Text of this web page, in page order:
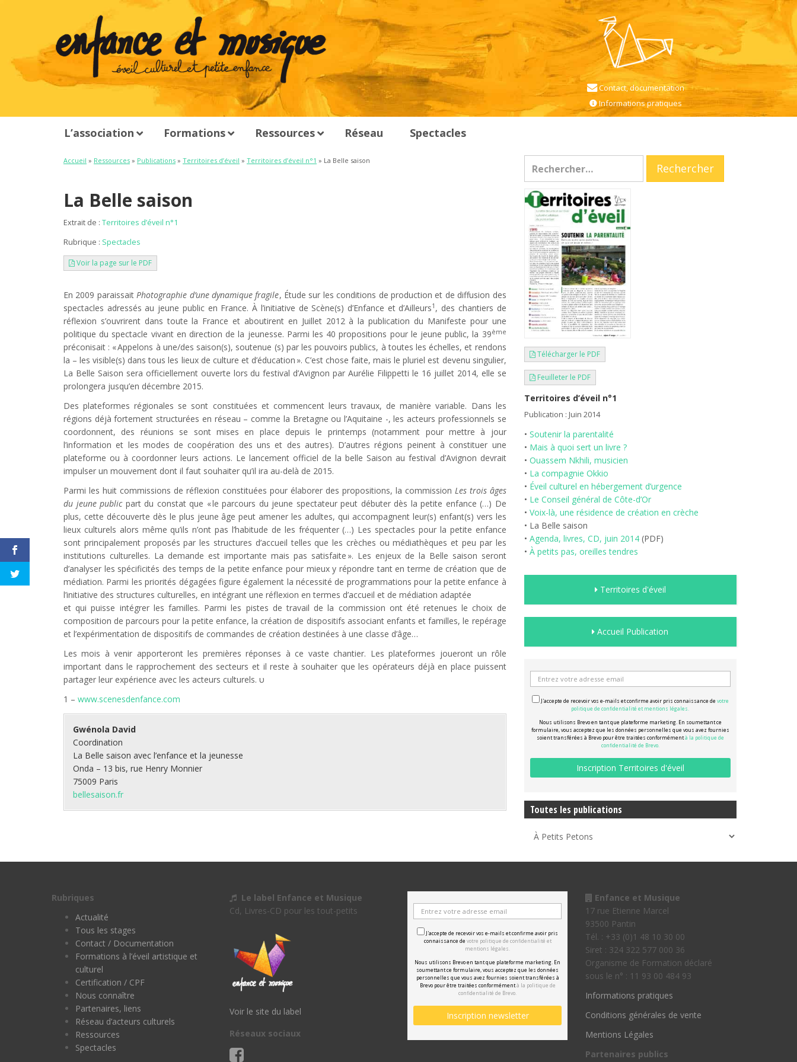
Contact, documentation
Informations pratiques
L’association Formations Ressources Réseau Spectacles
Accueil » Ressources » Publications » Territoires d’éveil » Territoires d’éveil n°1 » La Belle saison
La Belle saison
Extrait de : Territoires d’éveil n°1
Rubrique : Spectacles
Voir la page sur le PDF
En 2009 paraissaitPhotographie d’une dynamique fragile, Étude sur les conditions de production et de diffusion des
spectacles adressés au jeune public en France. À l’initiative de Scène(s) d’Enfance et d’Ailleurs1 , des chantiers de
réflexion s’ouvrirent dans toute la France et aboutirent en Juillet 2012 à la publication du Manifeste pour une
politique du spectacle vivant en direction de la jeunesse. Parmi les 40 propositions pour le jeune public, la 39ème
préconisait : « Appelons à une/des saison(s), soutenue (s) par les pouvoirs publics, à toutes les échelles, et rendons
la – les visible(s) dans tous les lieux de culture et d’éducation ». C’est chose faite, mais le pluriel est devenu singulier,
La Belle Saison sera officiellement ouverte lors du festival d’Avignon par Aurélie Filippetti le 16 juillet 2014, elle se
prolongera jusqu’en décembre 2015.
Des plateformes régionales se sont constituées et commencent leurs travaux, de manière variable. Dans les
régions déjà fortement structurées en réseau – comme la Bretagne ou l’Aquitaine -, les acteurs professionnels se
coordonnent, des réunions se sont mises en place depuis le printemps (notamment pour mettre à jour
l’information et les modes de coopération des uns et des autres). D’autres régions peinent à constituer une
plateforme ou à coordonner leurs actions. Le lancement officiel de la belle Saison au festival d’Avignon devrait
impulser un mouvement dont il faut souhaiter qu’il ira au-delà de 2015.
Parmi les huit commissions de réflexion constituées pour élaborer des propositions, la commission Les trois âges
du jeune publicpart du constat que « le parcours du jeune spectateur peut débuter dès la petite enfance (…) De
plus, cette découverte dès le plus jeune âge peut amener les adultes, qui accompagnent leur(s) enfant(s) vers les
lieux culturels alors même qu’ils n’ont pas l’habitude de les fréquenter (…) Les spectacles pour la petite enfance
sont principalement proposés par les structures d’accueil telles que les crèches ou médiathèques et peu par les
institutions culturelles. La demande est importante mais pas satisfaite ». Les enjeux de la Belle saison seront
d’analyser les spécificités des temps de la petite enfance pour mieux y répondre tant en terme de création que de
médiation. Parmi les priorités dégagées figure également la nécessité de programmations pour la petite enfance à
l’initiative des structures culturelles, en intégrant une réflexion en termes d’accueil et de médiation adaptée
et qui puisse intégrer les familles. Parmi les pistes de travail de la commission ont été retenues le choix de
composition de parcours pour la petite enfance, la création de dispositifs associant enfants et familles, le repérage
et l’expérimentation de dispositifs de commandes de création destinées à une classe d’âge…
Les mois à venir apporteront les premières réponses à ce vaste chantier. Les plateformes joueront un rôle
important dans le rapprochement des secteurs et il reste à souhaiter que les opérateurs déjà en place puissent
partager leur expérience avec les acteurs culturels. υ
1 – www.scenesdenfance.com
Gwénola David
Coordination
La Belle saison avec l’enfance et la jeunesse
Onda – 13 bis, rue Henry Monnier
75009 Paris
bellesaison.fr
Télécharger le PDF
Feuilleter le PDF
Territoires d’éveil n°1
Publication : Juin 2014
• Soutenir la parentalité
• Mais à quoi sert un livre ?
• Ouassem Nkhili, musicien
• La compagnie Okkio
• Éveil culturel en hébergement d’urgence
• Le Conseil général de Côte-d’Or
• Voix-là, une résidence de création en crèche
• La Belle saison
• Agenda, livres, CD, juin 2014(PDF)
• À petits pas, oreilles tendres
Territoires d'éveil
Accueil Publication
J'accepte de recevoir vos e-mails et confirme avoir pris connaissance de votre
politique de confidentialité et mentions légales.
Nous utilisons Brevo en tant que plateforme marketing. En soumettant ce
formulaire, vous acceptez que les données personnelles que vous avez fournies
soient transférées à Brevo pour être traitées conformémentà la politique de
confidentialité de Brevo.
Toutes les publications
Rubriques
Actualité
Tous les stages
Contact / Documentation
Formations à l’éveil artistique et
culturel
Certification / CPF
Nous connaître
Partenaires, liens
Réseau d’acteurs culturels
Ressources
Spectacles
Le label Enfance et Musique
Cd, Livres-CD pour les tout-petits
Voir le site du label
Réseaux sociaux
J'accepte de recevoir vos e-mails et confirme avoir pris
connaissance de votre politique de confidentialité et
mentions légales.
Nous utilisons Brevo en tant que plateforme marketing. En
soumettant ce formulaire, vous acceptez que les données
personnelles que vous avez fournies soient transférées à
Brevo pour être traitées conformémentà la politique de
confidentialité de Brevo.
Enfance et Musique
17 rue Etienne Marcel
93500 Pantin
Tél. : +33 (0)1 48 10 30 00
Siret : 324 322 577 000 36
Organisme de Formation déclaré
sous le n° : 11 93 00 484 93
Informations pratiques
Conditions générales de vente
Mentions Légales
Partenaires publics